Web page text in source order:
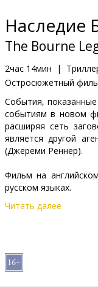
Клуб
Наследие
The Bourne
2час 14мин |
Остросюжетный
События,
событиям в новом
расширяя сеть
является другой
(Джереми Реннер).
Фильм на
русском языках.
В ролях:
Finney
Читать далее